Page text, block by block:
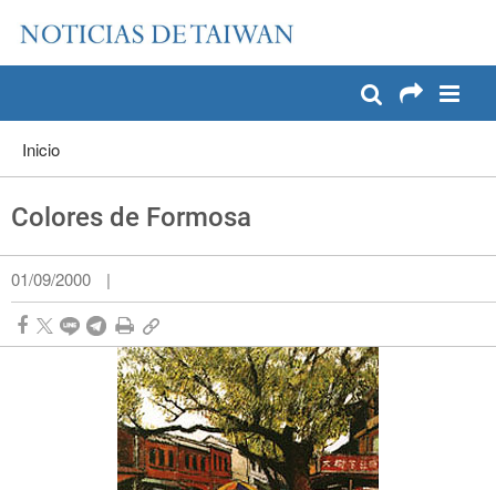
Pase a contenido principal
Inicio
Colores de Formosa
01/09/2000 |